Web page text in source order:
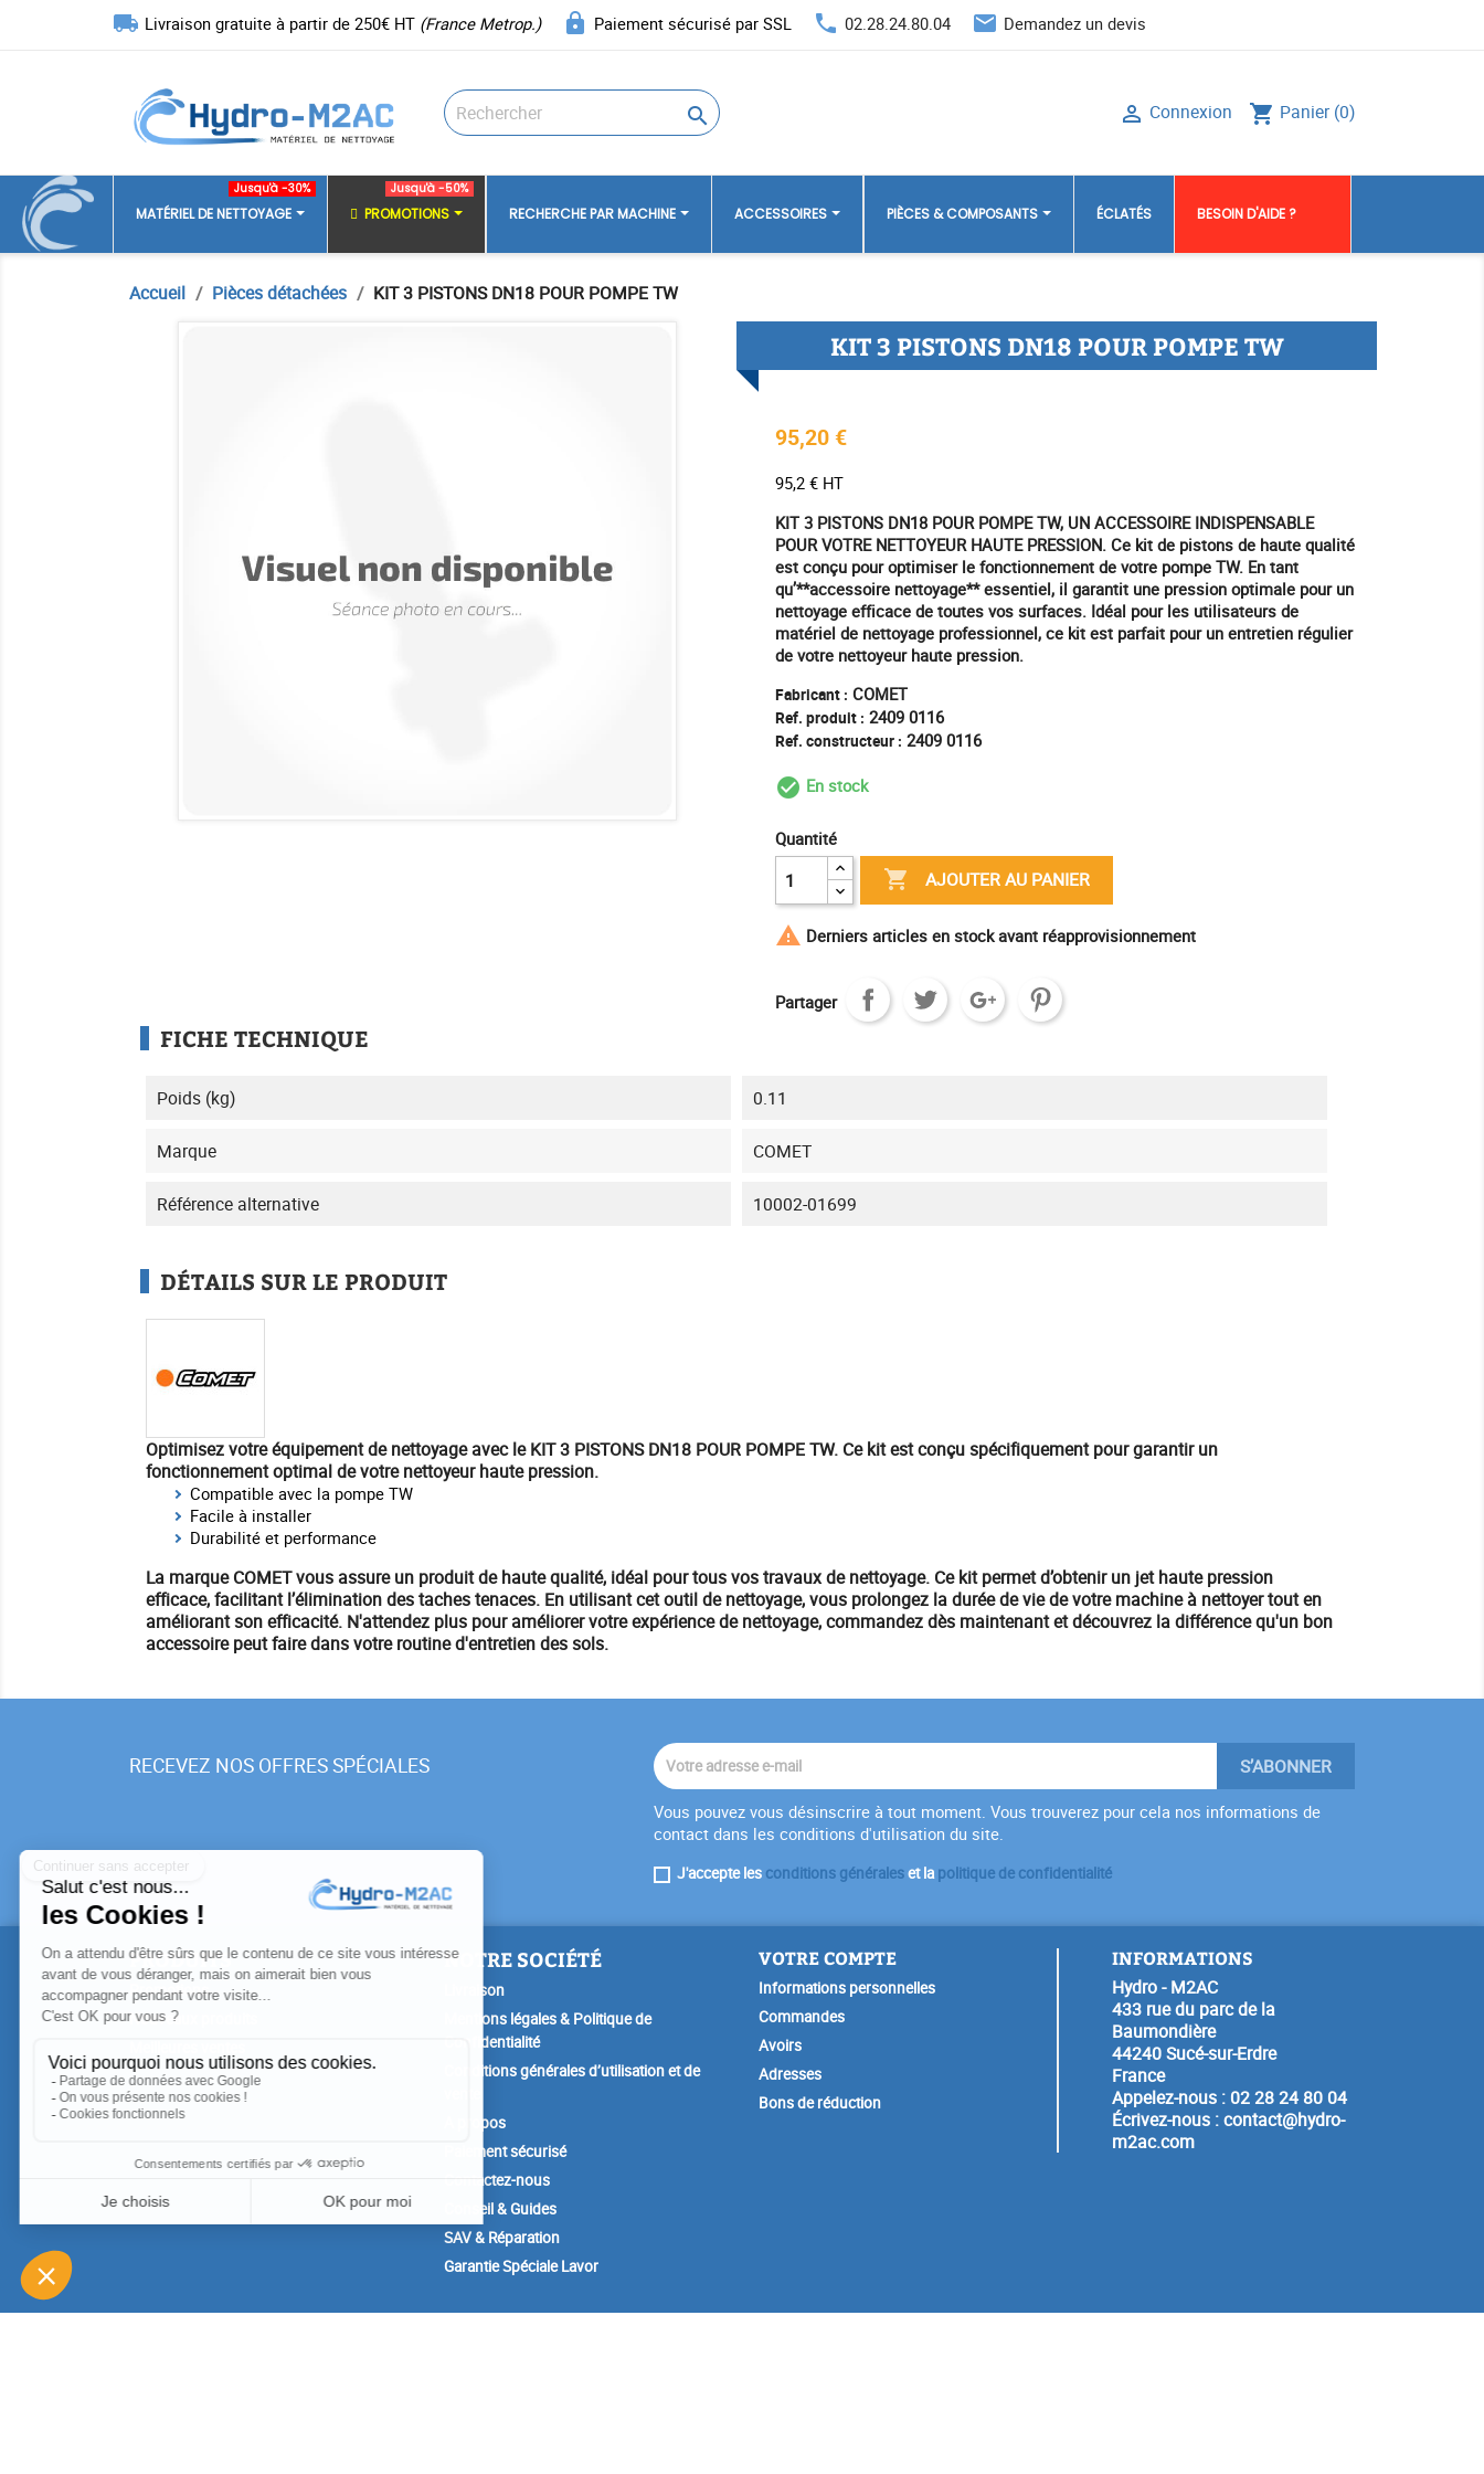
local_shipping Livraison gratuite à partir de 250€ HT (France Metrop.) lock Paiement sécurisé par SSL phone 02.28.24.80.04 email Demandez un devis
 shopping_cart Panier (0)
 Connexion
MATÉRIEL DE NETTOYAGE
Jusqu'à -30%
PROMOTIONS
Jusqu'à -50%
RECHERCHE PAR MACHINE ACCESSOIRES PIÈCES & COMPOSANTS ÉCLATÉS BESOIN D'AIDE ?
Accueil Pièces détachées KIT 3 PISTONS DN18 POUR POMPE TW
KIT 3 PISTONS DN18 POUR POMPE TW
95,20 €
95,2 € HT
KIT 3 PISTONS DN18 POUR POMPE TW, UN ACCESSOIRE INDISPENSABLE
POUR VOTRE NETTOYEUR HAUTE PRESSION. Ce kit de pistons de haute qualité
est conçu pour optimiser le fonctionnement de votre pompe TW. En tant
qu’**accessoire nettoyage** essentiel, il garantit une pression optimale pour un
nettoyage efficace de toutes vos surfaces. Idéal pour les utilisateurs de
matériel de nettoyage professionnel, ce kit est parfait pour un entretien régulier
de votre nettoyeur haute pression.
Fabricant : COMET
Ref. produit : 2409 0116
Ref. constructeur : 2409 0116
check_circle_outline
En stock
Quantité
 AJOUTER AU PANIER
 Derniers articles en stock avant réapprovisionnement
Partager
FICHE TECHNIQUE
Poids (kg) 0.11
Marque COMET
Référence alternative 10002-01699
DÉTAILS SUR LE PRODUIT
Optimisez votre équipement de nettoyageavec leKIT 3 PISTONS DN18 POUR POMPE TW. Ce kit est conçu spécifiquement pour garantir un
fonctionnement optimal de votre nettoyeur haute pression.
Compatible avec la pompe TW
Facile à installer
Durabilité et performance
La marqueCOMETvous assure un produit de haute qualité, idéal pour tous vos travaux de nettoyage. Ce kit permet d’obtenir un jet haute pression
efficace, facilitant l’élimination des taches tenaces. En utilisant cet outil de nettoyage, vous prolongez la durée de vie de votre machine à nettoyer tout en
améliorant son efficacité. N'attendez plus pour améliorer votre expérience de nettoyage, commandez dès maintenant et découvrez la différence qu'un bon
accessoire peut faire dans votre routine d'entretien des sols.
RECEVEZ NOS OFFRES SPÉCIALES
Vous pouvez vous désinscrire à tout moment. Vous trouverez pour cela nos informations de
contact dans les conditions d'utilisation du site.
J'accepte les conditions généraleset lapolitique de confidentialité
PRODUITS
Promotions
Nouveaux produits
NOTRE SOCIÉTÉ
Livraison
Mentions légales & Politique de
Confidentialité
Conditions générales d’utilisation et de
A propos
Paiement sécurisé
Contactez-nous
Conseil & Guides
SAV & Réparation
Garantie Spéciale Lavor
VOTRE COMPTE
Informations personnelles
Commandes
Avoirs
Adresses
Bons de réduction
INFORMATIONS
Hydro - M2AC
433 rue du parc de la
Baumondière
44240 Sucé-sur-Erdre
France
Appelez-nous : 02 28 24 80 04
Écrivez-nous :contact@hydro-
m2ac.com